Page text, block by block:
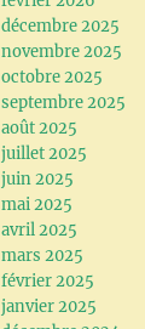
décembre 2025
novembre 2025
octobre 2025
septembre 2025
août 2025
juillet 2025
juin 2025
mai 2025
avril 2025
mars 2025
février 2025
janvier 2025